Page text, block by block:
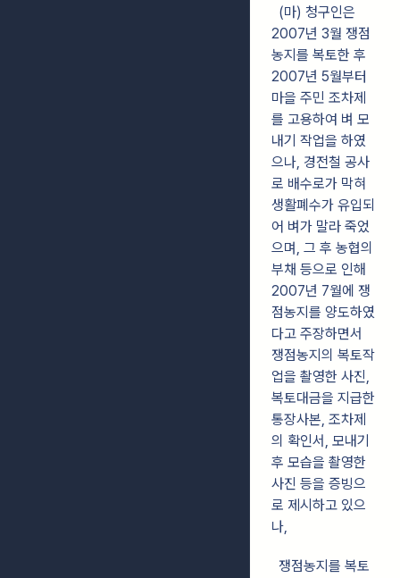
(마) 청구인은
2007년 3월 쟁점
농지를 복토한 후
2007년 5월부터
마을 주민 조차제
를 고용하여 벼 모
내기 작업을 하였
으나, 경전철 공사
로 배수로가 막혀
생활폐수가 유입되
어 벼가 말라 죽었
으며, 그 후 농협의
부채 등으로 인해
2007년 7월에 쟁
점농지를 양도하였
다고 주장하면서
쟁점농지의 복토작
업을 촬영한 사진,
복토대금을 지급한
통장사본, 조차제
의 확인서, 모내기
후 모습을 촬영한
사진 등을 증빙으
로 제시하고 있으
나,
쟁점농지를 복토